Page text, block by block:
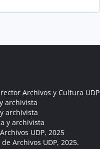
Archivos y Cultura UDP
archivista
archivista
y archivista
UDP, 2025
Archivos UDP, 2025.